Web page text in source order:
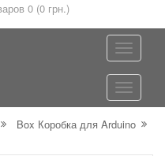
0 (0 грн.)
Box Коробка для Arduino